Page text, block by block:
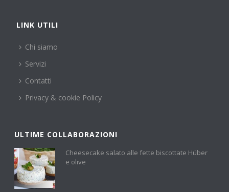
LINK UTILI
Chi siamo
Servizi
Contatti
Privacy & cookie Policy
ULTIME COLLABORAZIONI
Cheesecake salato alle fette biscottate Hüber
e olive